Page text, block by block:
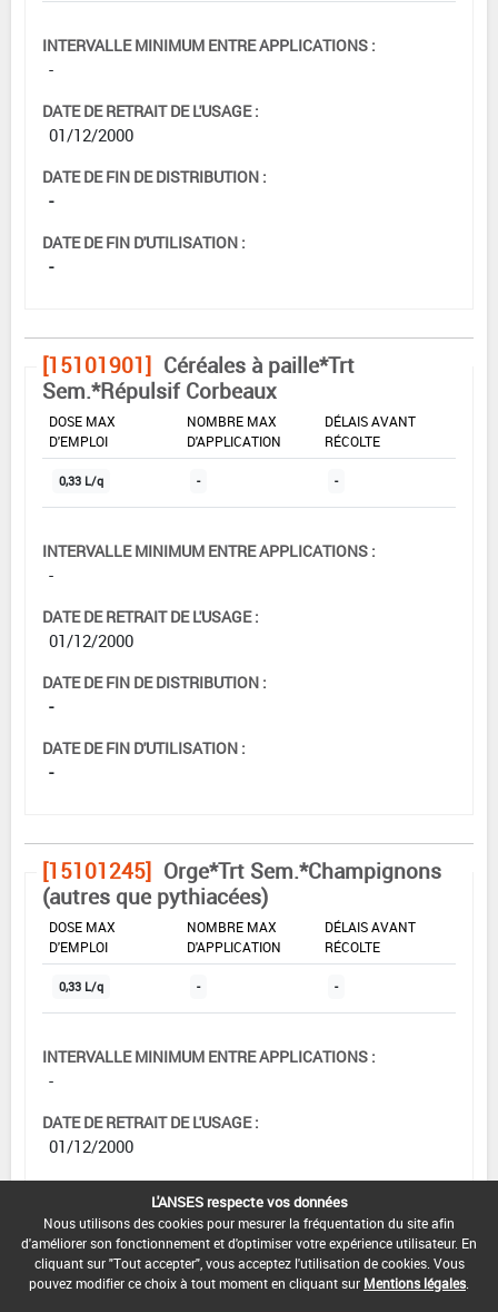
INTERVALLE MINIMUM ENTRE APPLICATIONS :
-
DATE DE RETRAIT DE L'USAGE :
01/12/2000
DATE DE FIN DE DISTRIBUTION :
-
DATE DE FIN D'UTILISATION :
-
[15101901] Céréales à paille*Trt
Sem.*Répulsif Corbeaux
DOSE MAX
D'EMPLOI
NOMBRE MAX
D'APPLICATION
DÉLAIS AVANT
RÉCOLTE
0,33 L/q - -
INTERVALLE MINIMUM ENTRE APPLICATIONS :
-
DATE DE RETRAIT DE L'USAGE :
01/12/2000
DATE DE FIN DE DISTRIBUTION :
-
DATE DE FIN D'UTILISATION :
-
[15101245] Orge*Trt Sem.*Champignons
(autres que pythiacées)
DOSE MAX
D'EMPLOI
NOMBRE MAX
D'APPLICATION
DÉLAIS AVANT
RÉCOLTE
0,33 L/q - -
INTERVALLE MINIMUM ENTRE APPLICATIONS :
-
DATE DE RETRAIT DE L'USAGE :
01/12/2000
DATE DE FIN DE DISTRIBUTION :
DATE DE FIN D'UTILISATION :
-
L'ANSES respecte vos données
Nous utilisons des cookies pour mesurer la fréquentation du site afin
d'améliorer son fonctionnement et d'optimiser votre expérience utilisateur. En
cliquant sur "Tout accepter", vous acceptez l'utilisation de cookies. Vous
pouvez modifier ce choix à tout moment en cliquant sur Mentions légales